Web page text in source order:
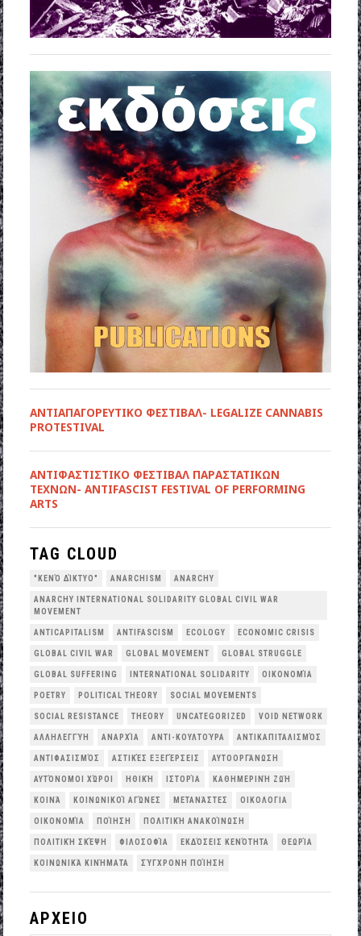
ΑΝΤΙΑΠΑΓΟΡΕΥΤΙΚΟ ΦΕΣΤΙΒΑΛ- LEGALIZE CANNABIS
PROTESTIVAL
ANTIΦΑΣΤΙΣΤΙΚΟ ΦΕΣΤΙΒΑΛ ΠΑΡΑΣΤΑΤΙΚΩΝ
ΤΕΧΝΩΝ- ANTIFASCIST FESTIVAL OF PERFORMING
ARTS
TAG CLOUD
"ΚΕΝΌ ΔΊΚΤΥΟ" ANARCHISM ANARCHY
ANARCHY INTERNATIONAL SOLIDARITY GLOBAL CIVIL WAR
MOVEMENT
ANTICAPITALISM ANTIFASCISM ECOLOGY ECONOMIC CRISIS
GLOBAL CIVIL WAR GLOBAL MOVEMENT GLOBAL STRUGGLE
GLOBAL SUFFERING INTERNATIONAL SOLIDARITY OΙΚΟΝΟΜΊΑ
POETRY POLITICAL THEORY SOCIAL MOVEMENTS
SOCIAL RESISTANCE THEORY UNCATEGORIZED VOID NETWORK
ΑΛΛΗΛΕΓΓΎΗ ΑΝΑΡΧΊΑ ΑΝΤΙ-ΚΟΥΛΤΟΎΡΑ ΑΝΤΙΚΑΠΙΤΑΛΙΣΜΌΣ
ΑΝΤΙΦΑΣΙΣΜΌΣ ΑΣΤΙΚΈΣ ΕΞΕΓΈΡΣΕΙΣ ΑΥΤΟΟΡΓΆΝΩΣΗ
ΑΥΤΌΝΟΜΟΙ ΧΏΡΟΙ ΗΘΙΚΉ ΙΣΤΟΡΊΑ ΚΑΘΗΜΕΡΙΝΉ ΖΩΉ
ΚΟΙΝΆ ΚΟΙΝΩΝΙΚΟΊ ΑΓΏΝΕΣ ΜΕΤΑΝΆΣΤΕΣ ΟΙΚΟΛΟΓΙΑ
ΟΙΚΟΝΟΜΊΑ ΠΟΊΗΣΗ ΠΟΛΙΤΙΚΉ ΑΝΑΚΟΊΝΩΣΗ
ΠΟΛΙΤΙΚΉ ΣΚΈΨΗ ΦΙΛΟΣΟΦΊΑ ΕΚΔΌΣΕΙΣ ΚΕΝΌΤΗΤΑ ΘΕΩΡΊΑ
ΚΟΙΝΩΝΙΚΆ ΚΙΝΉΜΑΤΑ ΣΎΓΧΡΟΝΗ ΠΟΊΗΣΗ
ΑΡΧΕΙΟ